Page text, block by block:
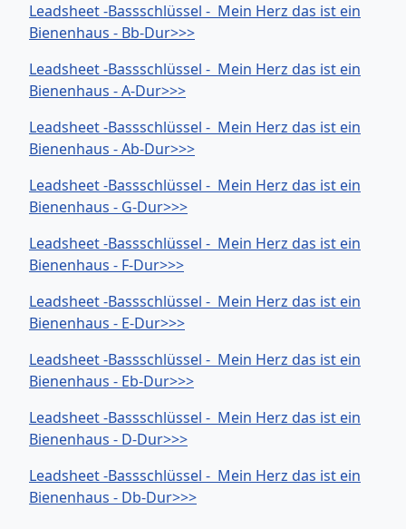
Leadsheet -Bassschlüssel - Mein Herz das ist ein
Bienenhaus - Bb-Dur>>>
Leadsheet -Bassschlüssel - Mein Herz das ist ein
Bienenhaus - A-Dur>>>
Leadsheet -Bassschlüssel - Mein Herz das ist ein
Bienenhaus - Ab-Dur>>>
Leadsheet -Bassschlüssel - Mein Herz das ist ein
Bienenhaus - G-Dur>>>
Leadsheet -Bassschlüssel - Mein Herz das ist ein
Bienenhaus - F-Dur>>>
Leadsheet -Bassschlüssel - Mein Herz das ist ein
Bienenhaus - E-Dur>>>
Leadsheet -Bassschlüssel - Mein Herz das ist ein
Bienenhaus - Eb-Dur>>>
Leadsheet -Bassschlüssel - Mein Herz das ist ein
Bienenhaus - D-Dur>>>
Leadsheet -Bassschlüssel - Mein Herz das ist ein
Bienenhaus - Db-Dur>>>